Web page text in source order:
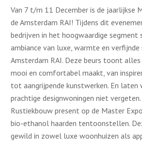
Van 7 t/m 11 December is de jaarlijkse
de Amsterdam RAI! Tijdens dit
bedrijven in het hoogwaardige segment
ambiance van luxe, warmte en verfijnde
Amsterdam RAI. Deze beurs toont
mooi en comfortabel maakt, van
tot aangrijpende kunstwerken. En laten
prachtige designwoningen niet
Rustiekbouw present op de Master
bio-ethanol haarden tentoonstellen.
gewild in zowel luxe woonhuizen als